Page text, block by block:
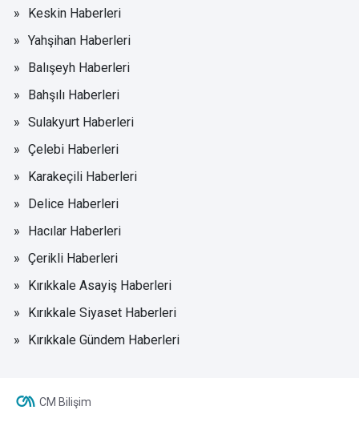
Keskin Haberleri
Yahşihan Haberleri
Balışeyh Haberleri
Bahşılı Haberleri
Sulakyurt Haberleri
Çelebi Haberleri
Karakeçili Haberleri
Delice Haberleri
Hacılar Haberleri
Çerikli Haberleri
Kırıkkale Asayiş Haberleri
Kırıkkale Siyaset Haberleri
Kırıkkale Gündem Haberleri
CM Bilişim